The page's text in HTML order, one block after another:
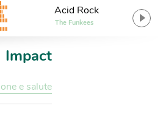
Acid Rock
The Funkees
Impact
e salute